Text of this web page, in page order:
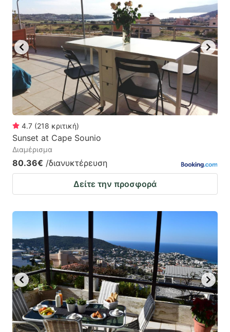
4.7 (218 κριτική)
Sunset at Cape Sounio
Διαμέρισμα
80.36€ /διανυκτέρευση
Δείτε την προσφορά